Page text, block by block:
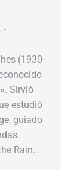
(1930-
Sirvió
estudió
guiado
Rain…